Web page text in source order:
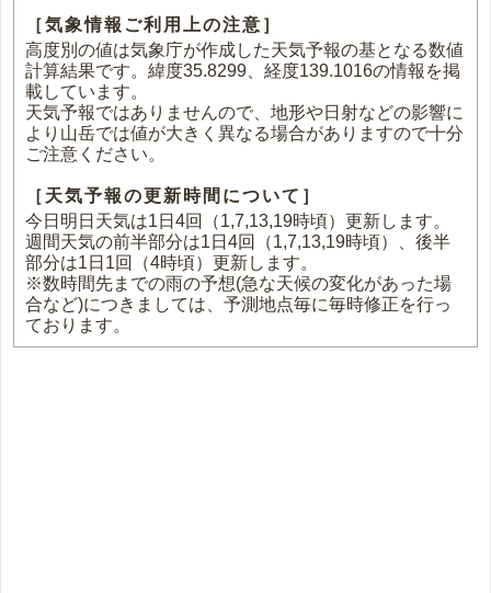
［気象情報ご利用上の注意］
高度別の値は気象庁が作成した天気予報の基となる数値
計算結果です。緯度35.8299、経度139.1016の情報を掲
載しています。
天気予報ではありませんので、地形や日射などの影響に
より山岳では値が大きく異なる場合がありますので十分
ご注意ください。
［天気予報の更新時間について］
今日明日天気は1日4回（1,7,13,19時頃）更新します。
週間天気の前半部分は1日4回（1,7,13,19時頃）、後半
部分は1日1回（4時頃）更新します。
※数時間先までの雨の予想(急な天候の変化があった場
合など)につきましては、予測地点毎に毎時修正を行っ
ております。